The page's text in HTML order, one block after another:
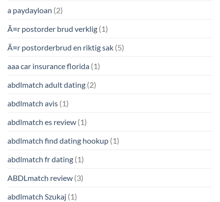
a paydayloan (2)
Ã¤r postorder brud verklig (1)
Ã¤r postorderbrud en riktig sak (5)
aaa car insurance florida (1)
abdlmatch adult dating (2)
abdlmatch avis (1)
abdlmatch es review (1)
abdlmatch find dating hookup (1)
abdlmatch fr dating (1)
ABDLmatch review (3)
abdlmatch Szukaj (1)